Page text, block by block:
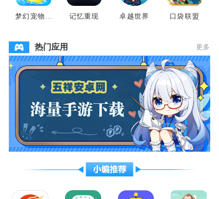
梦幻宠物联
记忆重现 卓越世界 口袋联盟
热门应用 更多